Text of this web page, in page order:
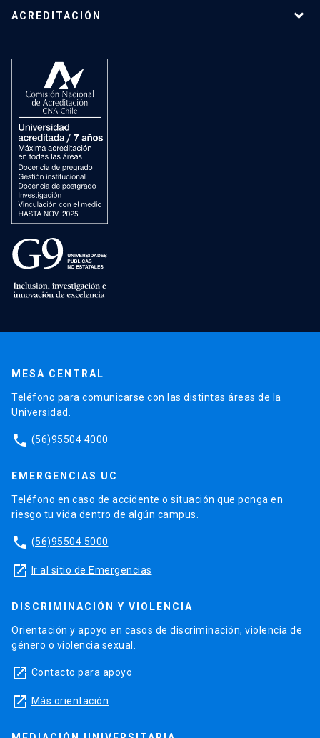
ACREDITACIÓN
MESA CENTRAL
Teléfono para comunicarse con las distintas áreas de la
Universidad.
phone (56)95504 4000
EMERGENCIAS UC
Teléfono en caso de accidente o situación que ponga en
riesgo tu vida dentro de algún campus.
phone (56)95504 5000
launch Ir al sitio de Emergencias
DISCRIMINACIÓN Y VIOLENCIA
Orientación y apoyo en casos de discriminación, violencia de
género o violencia sexual.
launch Contacto para apoyo
launch Más orientación